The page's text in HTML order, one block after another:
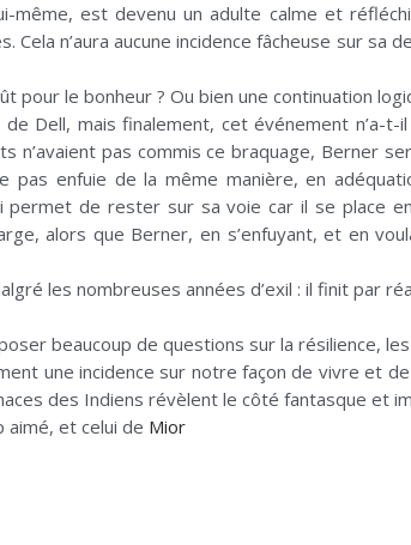
même, est devenu un adulte calme et
n’aura aucune incidence fâcheuse sur sa
pour le bonheur ? Ou bien une continuation
Dell, mais finalement, cet événement n’a-
pas commis ce braquage, Berner
enfuie de la même manière, en
permet de rester sur sa voie car il se place
alors que Berner, en s’enfuyant, et en
les nombreuses années d’exil : il finit par
beaucoup de questions sur la résilience,
une incidence sur notre façon de vivre et
des Indiens révèlent le côté fantasque et
aimé, et celui de Mior